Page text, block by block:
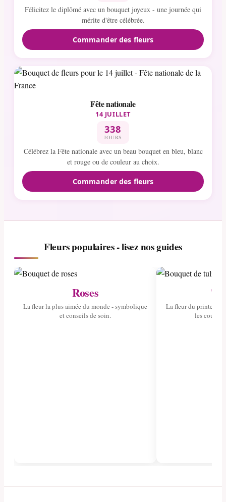
Félicitez le diplômé avec un bouquet joyeux - une journée qui
mérite d'être célébrée.
Commander des fleurs
Fête nationale
14 JUILLET
338
JOURS
Célébrez la Fête nationale avec un beau bouquet en bleu, blanc
et rouge ou de couleur au choix.
Commander des fleurs
Fleurs populaires - lisez nos guides
Roses
La fleur la plus aimée du monde - symbolique
et conseils de soin.
La fleur du
les